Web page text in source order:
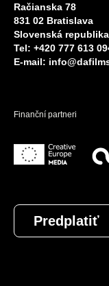
Račianska 78
831 02 Bratislava
Slovenská republika
Tel: +420 777 613
E-mail:
Finanční partneri
Predplatiť